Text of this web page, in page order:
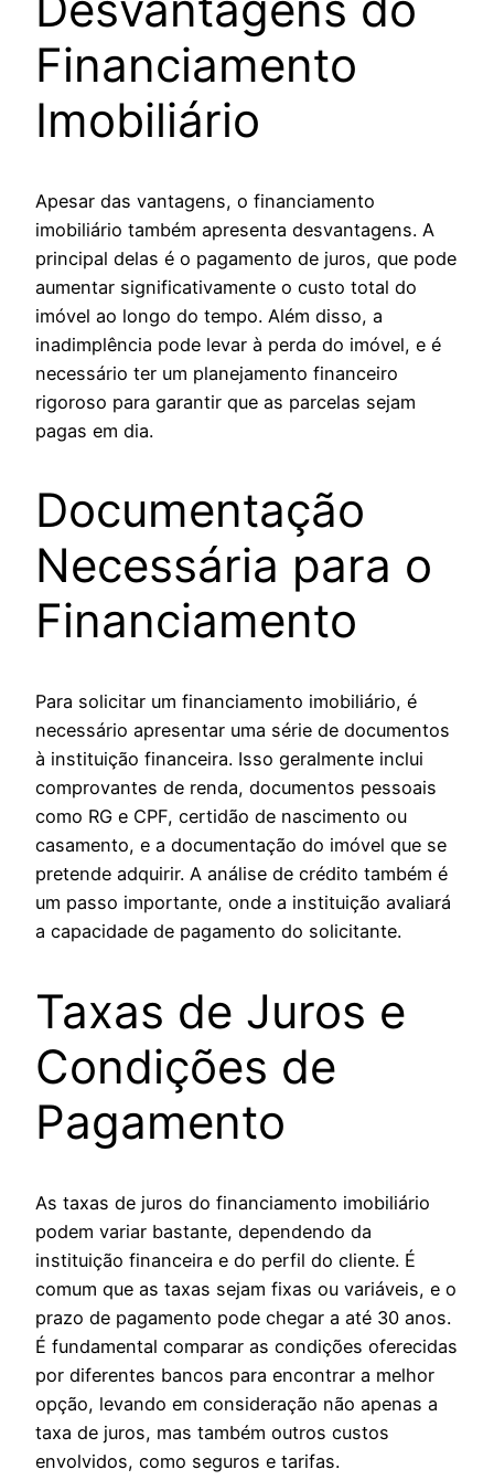
Financiamento
Imobiliário
Apesar das vantagens, o financiamento
imobiliário também apresenta desvantagens. A
principal delas é o pagamento de juros, que pode
aumentar significativamente o custo total do
imóvel ao longo do tempo. Além disso, a
inadimplência pode levar à perda do imóvel, e é
necessário ter um planejamento financeiro
rigoroso para garantir que as parcelas sejam
pagas em dia.
Documentação
Necessária para o
Financiamento
Para solicitar um financiamento imobiliário, é
necessário apresentar uma série de documentos
à instituição financeira. Isso geralmente inclui
comprovantes de renda, documentos pessoais
como RG e CPF, certidão de nascimento ou
casamento, e a documentação do imóvel que se
pretende adquirir. A análise de crédito também é
um passo importante, onde a instituição avaliará
a capacidade de pagamento do solicitante.
Taxas de Juros e
Condições de
Pagamento
As taxas de juros do financiamento imobiliário
podem variar bastante, dependendo da
instituição financeira e do perfil do cliente. É
comum que as taxas sejam fixas ou variáveis, e o
prazo de pagamento pode chegar a até 30 anos.
É fundamental comparar as condições oferecidas
por diferentes bancos para encontrar a melhor
opção, levando em consideração não apenas a
taxa de juros, mas também outros custos
envolvidos, como seguros e tarifas.